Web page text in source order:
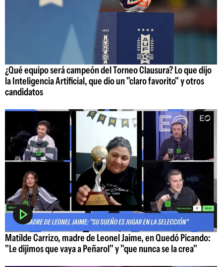
¿Qué equipo será campeón del Torneo Clausura? Lo que dijo
la Inteligencia Artificial, que dio un "claro favorito" y otros
candidatos
Matilde Carrizo, madre de Leonel Jaime, en Quedó Picando:
"Le dijimos que vaya a Peñarol" y "que nunca se la crea"